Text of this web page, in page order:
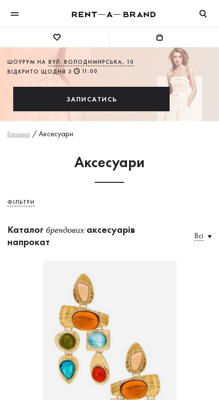
ШОУРУМ НА ВУЛ. ВОЛОДИМИРСЬКА, 10
ВІДКРИТО ЩОДНЯ З
11:00
ЗАПИСАТИСЬ
Головна /Аксесуари
Аксесуари
ФІЛЬТРИ
Каталог брендових аксесуарів
напрокат
Всі